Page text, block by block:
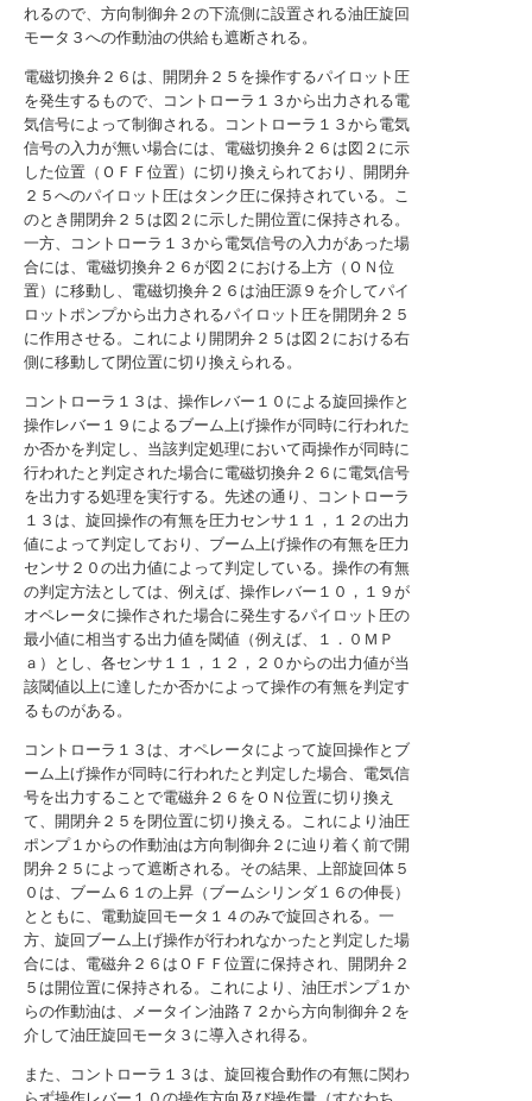
れるので、方向制御弁２の下流側に設置される油圧旋回
モータ３への作動油の供給も遮断される。
電磁切換弁２６は、開閉弁２５を操作するパイロット圧
を発生するもので、コントローラ１３から出力される電
気信号によって制御される。コントローラ１３から電気
信号の入力が無い場合には、電磁切換弁２６は図２に示
した位置（ＯＦＦ位置）に切り換えられており、開閉弁
２５へのパイロット圧はタンク圧に保持されている。こ
のとき開閉弁２５は図２に示した開位置に保持される。
一方、コントローラ１３から電気信号の入力があった場
合には、電磁切換弁２６が図２における上方（ＯＮ位
置）に移動し、電磁切換弁２６は油圧源９を介してパイ
ロットポンプから出力されるパイロット圧を開閉弁２５
に作用させる。これにより開閉弁２５は図２における右
側に移動して閉位置に切り換えられる。
コントローラ１３は、操作レバー１０による旋回操作と
操作レバー１９によるブーム上げ操作が同時に行われた
か否かを判定し、当該判定処理において両操作が同時に
行われたと判定された場合に電磁切換弁２６に電気信号
を出力する処理を実行する。先述の通り、コントローラ
１３は、旋回操作の有無を圧力センサ１１，１２の出力
値によって判定しており、ブーム上げ操作の有無を圧力
センサ２０の出力値によって判定している。操作の有無
の判定方法としては、例えば、操作レバー１０，１９が
オペレータに操作された場合に発生するパイロット圧の
最小値に相当する出力値を閾値（例えば、１．０ＭＰ
ａ）とし、各センサ１１，１２，２０からの出力値が当
該閾値以上に達したか否かによって操作の有無を判定す
るものがある。
コントローラ１３は、オペレータによって旋回操作とブ
ーム上げ操作が同時に行われたと判定した場合、電気信
号を出力することで電磁弁２６をＯＮ位置に切り換え
て、開閉弁２５を閉位置に切り換える。これにより油圧
ポンプ１からの作動油は方向制御弁２に辿り着く前で開
閉弁２５によって遮断される。その結果、上部旋回体５
０は、ブーム６１の上昇（ブームシリンダ１６の伸長）
とともに、電動旋回モータ１４のみで旋回される。一
方、旋回ブーム上げ操作が行われなかったと判定した場
合には、電磁弁２６はＯＦＦ位置に保持され、開閉弁２
５は開位置に保持される。これにより、油圧ポンプ１か
らの作動油は、メータイン油路７２から方向制御弁２を
介して油圧旋回モータ３に導入され得る。
また、コントローラ１３は、旋回複合動作の有無に関わ